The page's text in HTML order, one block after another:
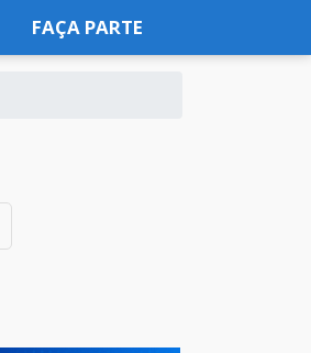
FAÇA PARTE